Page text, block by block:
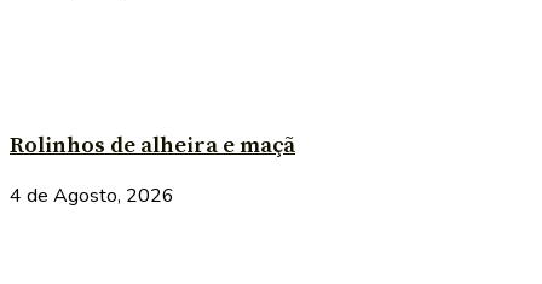
Rolinhos de alheira e maçã
4 de Agosto, 2026